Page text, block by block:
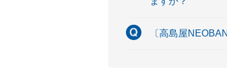
〔高島屋